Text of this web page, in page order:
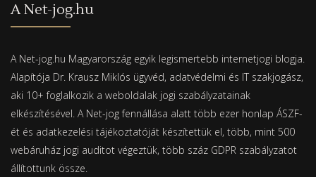
A Net-jog.hu
A Net-jog.hu Magyarország egyik legismertebb internetjogi blogja.
Alapítója Dr. Krausz Miklós ügyvéd, adatvédelmi és IT szakjogász,
aki 10+ foglalkozik a weboldalak jogi szabályzatainak
elkészítésével. A Net-jog fennállása alatt több ezer honlap ÁSZF-
ét és adatkezelési tájékoztatóját készítettük el, több, mint 500
webáruház jogi auditot végeztük, több száz GDPR szabályzatot
állítottunk össze.